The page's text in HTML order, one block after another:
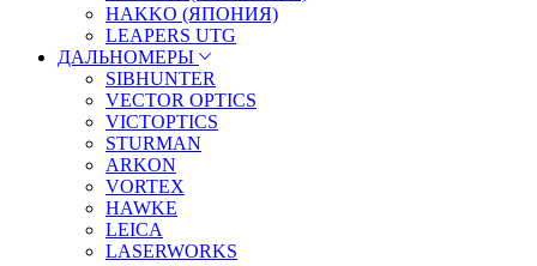
HAKKO (ЯПОНИЯ)
LEAPERS UTG
ДАЛЬНОМЕРЫ
SIBHUNTER
VECTOR OPTICS
VICTOPTICS
STURMAN
ARKON
VORTEX
HAWKE
LEICA
LASERWORKS